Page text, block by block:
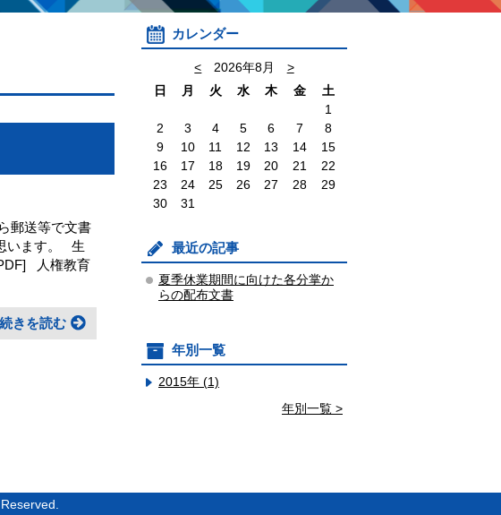
郵送等で文書
います。 生
人権教育
続きを読む
カレンダー
< 2026年8月
>
日
月 火 水 木 金
土
1
2
3 4 5 6 7
8
9
10 11 12 13 14
15
16
17 18 19 20 21
22
23
24 25 26 27 28
29
30
31
最近の記事
夏季休業期間に向けた各分掌か
らの配布文書
年別一覧
2015年 (1)
年別一覧 >